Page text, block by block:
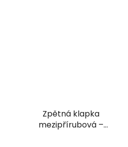
Zpětná klapka
mezipřírubová –